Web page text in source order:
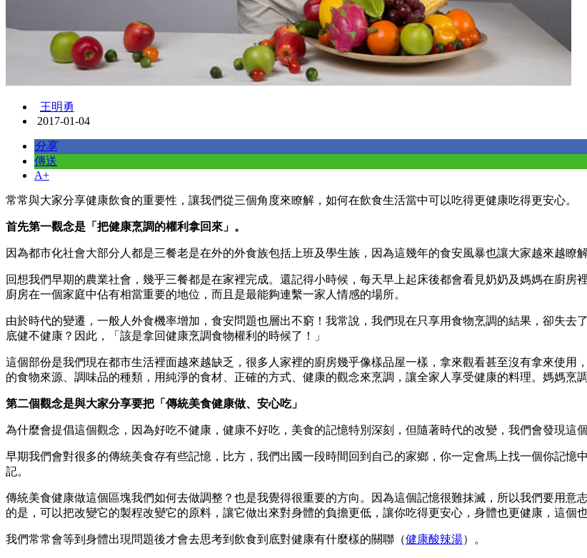
王明勇
2017-01-04
分享
傳送
A+
常常與大家分享健康飲食的重要性，讓我們從三個角度來瞭解，如何在飲食生活當中可以吃得更健康吃得更安心。
首先第一觀念是「把健康烹調的權利拿回來」。
因為都市化社會大部分人都是三餐老是在外的外食族包括上班及學生族，因為這幾年的食安風暴也讓大家越來越瞭
回想我們早期的農業社會，幾乎三餐都是在家裡完成。還記得小時候，每天早上起床後都會看見奶奶及媽媽在廚房
廚房在一個家庭中佔有相當重要的地位，而且是最能夠連繫一家人情感的場所。
由於時代的變遷，一般人外食機率增加，食安問題也層出不窮！我常說，我們現在只享用食物烹調的結果，卻失去
底健不健康？因此，「該是拿回健康烹調食物權利的時候了！」
這個部份是我們現在都市生活裡面越來越缺乏，很多人家裡的廚房幾乎像樣品屋一樣，拿來觀看甚至沒有拿來使
的食物來源、調味品的種類，用純淨的食材、正確的方式、健康的觀念來烹調，讓全家人享受健康的料理。媽媽烹
第二個觀念是與大家分享要把「傳統美食健康做、安心吃」
為什麼會提倡這個觀念，因為好吃不健康，健康不好吃，美食的記憶特別深刻，但隨著時代的改變，我們會發現這
早期我們會對很多的傳統美食存有些記憶，比方，我們出國一段時間回到自己的家鄉，你一定會馬上找一個你記
記。
傳統美食健康做這個區塊我們如何去做調整？也是我覺得很重要的方向。因為這個記憶很難抹滅，所以我們要用意
的是，可以把改變它的製程改變它的原料，讓它做出來對身體的負擔更低，讓你吃得更安心，身體也更健康，這個
我們常常會等到身體出現問題後才會去思考到飲食到底對健康有什麼樣的關聯（健康酸辣湯）。